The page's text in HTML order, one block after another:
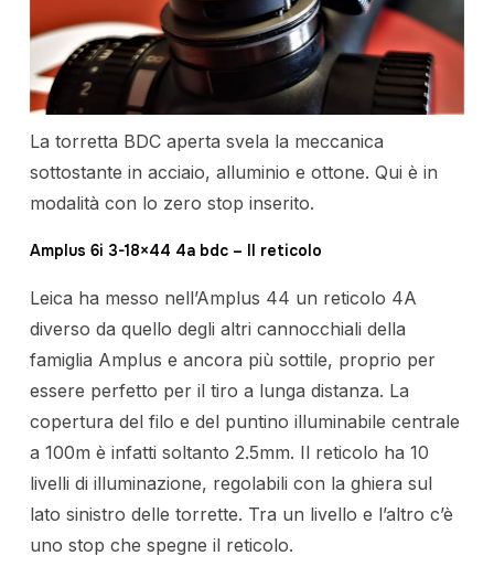
La torretta BDC aperta svela la meccanica
sottostante in acciaio, alluminio e ottone. Qui è in
modalità con lo zero stop inserito.
Amplus 6i 3-18×44 4a bdc – Il reticolo
Leica ha messo nell’Amplus 44 un reticolo 4A
diverso da quello degli altri cannocchiali della
famiglia Amplus e ancora più sottile, proprio per
essere perfetto per il tiro a lunga distanza. La
copertura del filo e del puntino illuminabile centrale
a 100m è infatti soltanto 2.5mm. Il reticolo ha 10
livelli di illuminazione, regolabili con la ghiera sul
lato sinistro delle torrette. Tra un livello e l’altro c’è
uno stop che spegne il reticolo.